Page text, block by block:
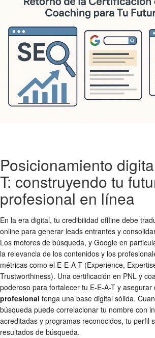
Posicionamiento
T: construyendo tu
profesional en línea
En la era digital, tu credibilidad offline debe
online para generar leads entrantes y
Los motores de búsqueda, y Google en
la relevancia de los contenidos y los
métricas como el E-E-A-T (Experience,
Trustworthiness). Una certificación en PNL y
poderoso para fortalecer tu E-E-A-T y asegurar
profesional tenga una base digital sólida.
búsqueda puede correlacionar tu nombre con
acreditadas y programas reconocidos, tu perfil
resultados de búsqueda.